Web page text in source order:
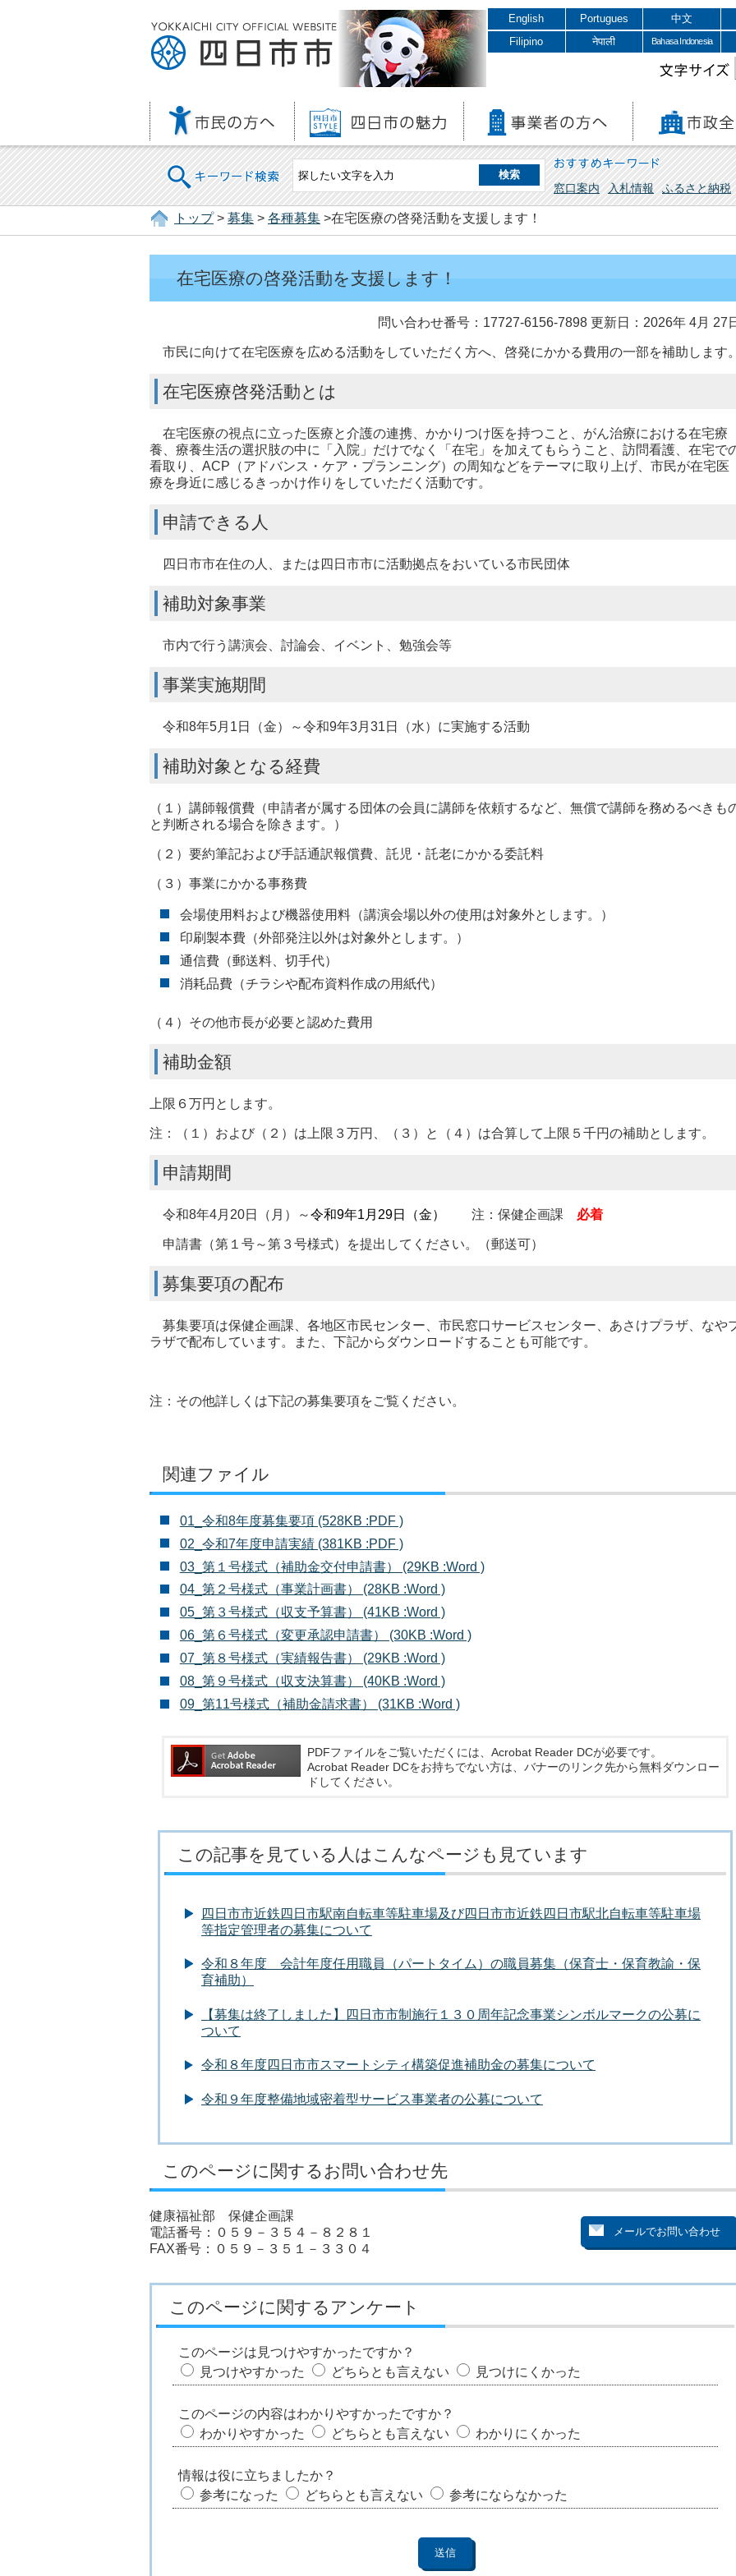
English Portugues
中文
Filipino
नेपाली Bahasa Indonesia
文字サイズ
キーワード検索 おすすめキーワード
窓口案内 入札情報 ふるさと納税
トップ> 募集 > 各種募集 >在宅医療の啓発活動を支援します！
在宅医療の啓発活動を支援します！
問い合わせ番号：17727-6156-7898 更新日：2026年 4月 27
市民に向けて在宅医療を広める活動をしていただく方へ、啓発にかかる費用の一部を補助します
在宅医療啓発活動とは
在宅医療の視点に立った医療と介護の連携、かかりつけ医を持つこと、がん治療における在宅療
養、療養生活の選択肢の中に「入院」だけでなく「在宅」を加えてもらうこと、訪問看護、在宅で
看取り、ACP（アドバンス・ケア・プランニング）の周知などをテーマに取り上げ、市民が在宅医
療を身近に感じるきっかけ作りをしていただく活動です。
申請できる人
四日市市在住の人、または四日市市に活動拠点をおいている市民団体
補助対象事業
市内で行う講演会、討論会、イベント、勉強会等
事業実施期間
令和8年5月1日（金）～令和9年3月31日（水）に実施する活動
補助対象となる経費
（１）講師報償費（申請者が属する団体の会員に講師を依頼するなど、無償で講師を務めるべきも
と判断される場合を除きます。）
（２）要約筆記および手話通訳報償費、託児・託老にかかる委託料
（３）事業にかかる事務費
会場使用料および機器使用料（講演会場以外の使用は対象外とします。）
印刷製本費（外部発注以外は対象外とします。）
通信費（郵送料、切手代）
消耗品費（チラシや配布資料作成の用紙代）
（４）その他市長が必要と認めた費用
補助金額
上限６万円とします。
注：（１）および（２）は上限３万円、（３）と（４）は合算して上限５千円の補助とします。
申請期間
令和8年4月20日（月）～令和9年1月29日（金） 注：保健企画課 必着
申請書（第１号～第３号様式）を提出してください。（郵送可）
募集要項の配布
募集要項は保健企画課、各地区市民センター、市民窓口サービスセンター、あさけプラザ、なや
ラザで配布しています。また、下記からダウンロードすることも可能です。
注：その他詳しくは下記の募集要項をご覧ください。
関連ファイル
01_令和8年度募集要項 (528KB :PDF )
02_令和7年度申請実績 (381KB :PDF )
03_第１号様式（補助金交付申請書） (29KB :Word )
04_第２号様式（事業計画書） (28KB :Word )
05_第３号様式（収支予算書） (41KB :Word )
06_第６号様式（変更承認申請書） (30KB :Word )
07_第８号様式（実績報告書） (29KB :Word )
08_第９号様式（収支決算書） (40KB :Word )
09_第11号様式（補助金請求書） (31KB :Word )
PDFファイルをご覧いただくには、Acrobat Reader DCが必要です。
Acrobat Reader DCをお持ちでない方は、バナーのリンク先から無料ダウンロー
ドしてください。
この記事を見ている人はこんなページも見ています
四日市市近鉄四日市駅南自転車等駐車場及び四日市市近鉄四日市駅北自転車等駐車場
等指定管理者の募集について
令和８年度 会計年度任用職員（パートタイム）の職員募集（保育士・保育教諭・保
育補助）
【募集は終了しました】四日市市制施行１３０周年記念事業シンボルマークの公募に
ついて
令和８年度四日市市スマートシティ構築促進補助金の募集について
令和９年度整備地域密着型サービス事業者の公募について
このページに関するお問い合わせ先
健康福祉部 保健企画課
電話番号：０５９－３５４－８２８１
FAX番号：０５９－３５１－３３０４
このページに関するアンケート
このページは見つけやすかったですか？
見つけやすかった
どちらとも言えない 見つけにくかった
このページの内容はわかりやすかったですか？
わかりやすかった
どちらとも言えない わかりにくかった
情報は役に立ちましたか？
参考になった
どちらとも言えない 参考にならなかった